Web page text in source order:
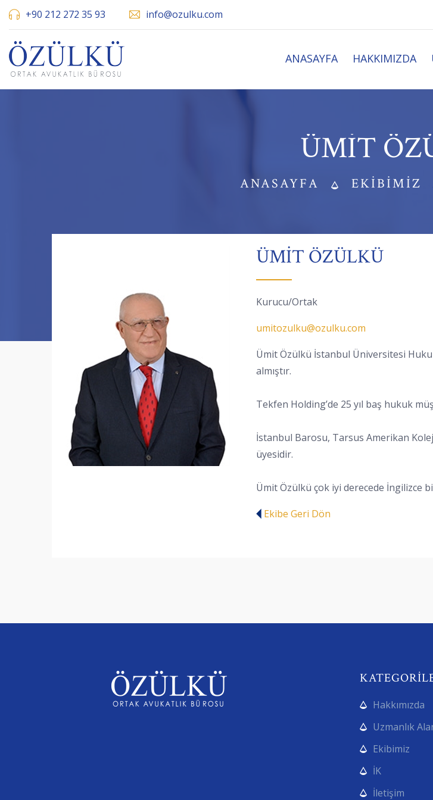
+90 212 272 35 93 info@ozulku.com
ANASAYFA HAKKIMIZDA
ÜMIT
ANASAYFA EKIBIMIZ
ÜMIT ÖZÜLKÜ
Kurucu/Ortak
umitozulku@ozulku.com
Ümit Özülkü İstanbul Üniversitesi
almıştır.
Tekfen Holding’de 25 yıl baş hukuk
İstanbul Barosu, Tarsus Amerikan
üyesidir.
Ümit Özülkü çok iyi derecede İngilizce
Ekibe Geri Dön
Hakkımızda
Uzmanlık
Ekibimiz
İK
İletişim